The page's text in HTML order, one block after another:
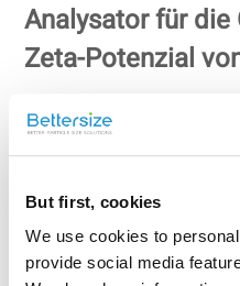
But first, cookies
We use cookies to
provide social media
Analysator für die
Zeta-Potenzial
Was ist Lichtstreuung? Wenn